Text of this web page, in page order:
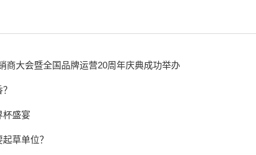
商大会暨全国品牌运营20周年庆典成功举办
杯盛宴
草单位？